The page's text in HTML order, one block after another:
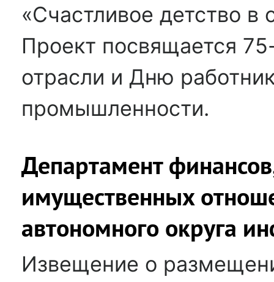
«Счастливое детство в
Проект посвящается
отрасли и Дню
промышленности.
Департамент
имущественных
автономного округа
Извещение о